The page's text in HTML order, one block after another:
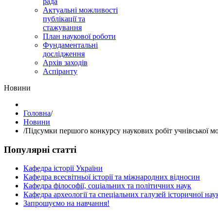
Актуальні можливості
публікації та
стажування
План наукової роботи
Фундаментальні
дослідження
Архів заходів
Аспіранту
Hовини
Головна/
Hовини
/Підсумки першого конкурсу наукових робіт
Популярні статті
Кафедра історії України
Кафедра всесвітньої історії та міжнародних відносин
Кафедра філософії, соціальних та політичних наук
Кафедра археології та спеціальних галузей історичної
Запрошуємо на навчання!